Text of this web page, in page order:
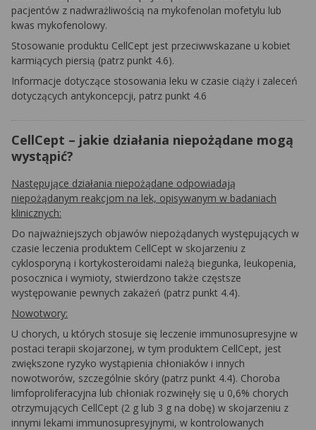
pacjentów z nadwrażliwością na mykofenolan mofetylu lub
kwas mykofenolowy.
Stosowanie produktu CellCept jest przeciwwskazane u kobiet
karmiących piersią (patrz punkt 4.6).
Informacje dotyczące stosowania leku w czasie ciąży i zaleceń
dotyczących antykoncepcji, patrz punkt 4.6
CellCept – jakie działania niepożądane mogą
wystąpić?
Następujące działania niepożądane odpowiadają
niepożądanym reakcjom na lek, opisywanym w badaniach
klinicznych:
Do najważniejszych objawów niepożądanych występujących w
czasie leczenia produktem CellCept w skojarzeniu z
cyklosporyną i kortykosteroidami należą biegunka, leukopenia,
posocznica i wymioty, stwierdzono także częstsze
występowanie pewnych zakażeń (patrz punkt 4.4).
Nowotwory:
U chorych, u których stosuje się leczenie immunosupresyjne w
postaci terapii skojarzonej, w tym produktem CellCept, jest
zwiększone ryzyko wystąpienia chłoniaków i innych
nowotworów, szczególnie skóry (patrz punkt 4.4). Choroba
limfoproliferacyjna lub chłoniak rozwinęły się u 0,6% chorych
otrzymujących CellCept (2 g lub 3 g na dobę) w skojarzeniu z
innymi lekami immunosupresyjnymi, w kontrolowanych